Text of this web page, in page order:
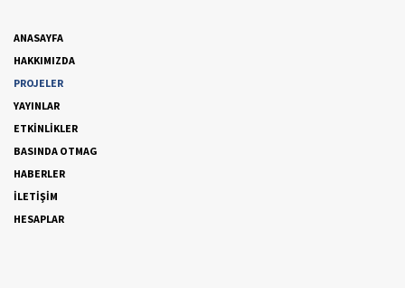
ANASAYFA
HAKKIMIZDA
PROJELER
YAYINLAR
ETKİNLİKLER
BASINDA OTMAG
HABERLER
İLETİŞİM
HESAPLAR